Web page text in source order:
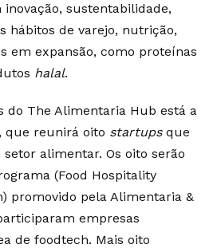
sustentabilidade,
hábitos de varejo, nutrição,
em expansão, como proteínas
halal.
do The Alimentaria Hub está a
que reunirá oito startupsque
alimentar. Os oito serão
(Food Hospitality
promovido pela Alimentaria &
empresas
de foodtech. Mais oito